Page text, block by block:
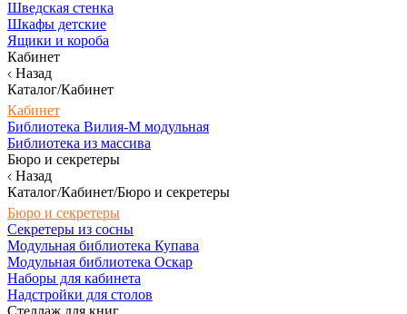
Шведская стенка
Шкафы детские
Ящики и короба
Кабинет
Назад
Каталог/Кабинет
Кабинет
Библиотека Вилия-М модульная
Библиотека из массива
Бюро и секретеры
Назад
Каталог/Кабинет/Бюро и секретеры
Бюро и секретеры
Секретеры из сосны
Модульная библиотека Купава
Модульная библиотека Оскар
Наборы для кабинета
Надстройки для столов
Стеллаж для книг